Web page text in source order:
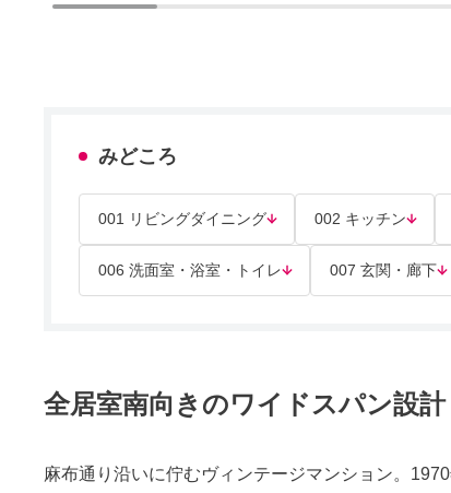
みどころ
001 リビングダイニング 002 キッチン
006 洗面室・浴室・トイレ 007 玄関・廊下
全居室南向きのワイドスパン設計
麻布通り沿いに佇むヴィンテージマンション。